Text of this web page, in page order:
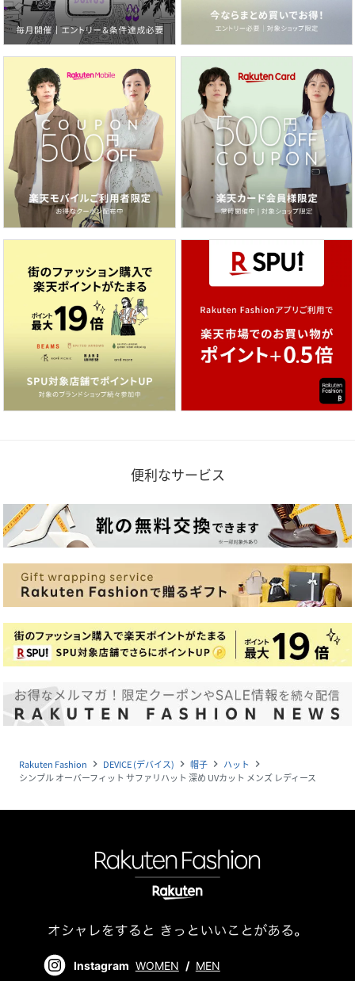
便利なサービス
Rakuten Fashion navigate_next DEVICE (デバイス) navigate_next 帽子 navigate_next ハット navigate_next
シンプル オーバーフィット サファリハット 深め UVカット メンズ レディース
Instagram WOMEN / MEN